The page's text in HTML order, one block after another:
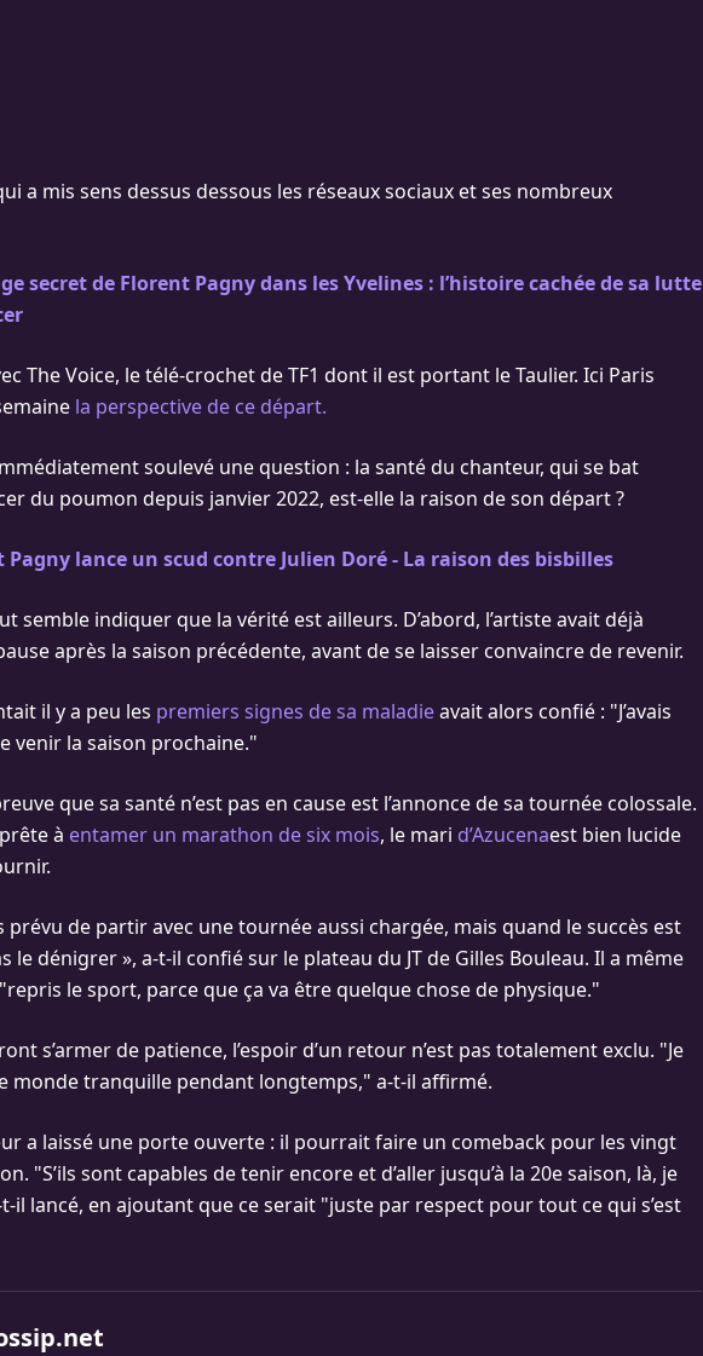
a mis sens dessus dessous les réseaux sociaux et ses nombreux
secret de Florent Pagny dans les Yvelines : l’histoire cachée de sa lutte
The Voice, le télé-crochet de TF1 dont il est portant le Taulier. Ici Paris
la perspective de ce départ.
soulevé une question : la santé du chanteur, qui se bat
du poumon depuis janvier 2022, est-elle la raison de son départ ?
Pagny lance un scud contre Julien Doré - La raison des bisbilles
semble indiquer que la vérité est ailleurs. D’abord, l’artiste avait déjà
après la saison précédente, avant de se laisser convaincre de revenir.
il y a peu les premiers signes de sa maladieavait alors confié : "J’avais
venir la saison prochaine."
que sa santé n’est pas en cause est l’annonce de sa tournée colossale.
à entamer un marathon de six mois, le mari d’Azucenaest bien lucide
prévu de partir avec une tournée aussi chargée, mais quand le succès est
le dénigrer », a-t-il confié sur le plateau du JT de Gilles Bouleau. Il a même
le sport, parce que ça va être quelque chose de physique."
s’armer de patience, l’espoir d’un retour n’est pas totalement exclu. "Je
monde tranquille pendant longtemps," a-t-il affirmé.
a laissé une porte ouverte : il pourrait faire un comeback pour les vingt
"S’ils sont capables de tenir encore et d’aller jusqu’à la 20e saison, là, je
il lancé, en ajoutant que ce serait "juste par respect pour tout ce qui s’est